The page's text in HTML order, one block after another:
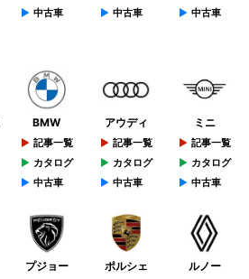
中古車
中古車
中古車
BMW
記事一覧
カタログ
中古車
アウディ
記事一覧
カタログ
中古車
ミニ
記事一覧
カタログ
中古車
プジョー ポルシェ ルノー